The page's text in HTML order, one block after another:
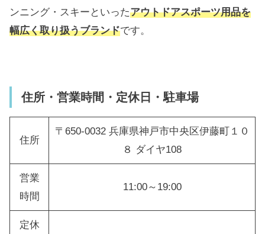
ンニング・スキーといったアウトドアスポーツ用品を
幅広く取り扱うブランドです。
住所・営業時間・定休日・駐車場
住所
〒650-0032 兵庫県神戸市中央区伊藤町１０
８ ダイヤ108
営業
時間
11:00～19:00
定休